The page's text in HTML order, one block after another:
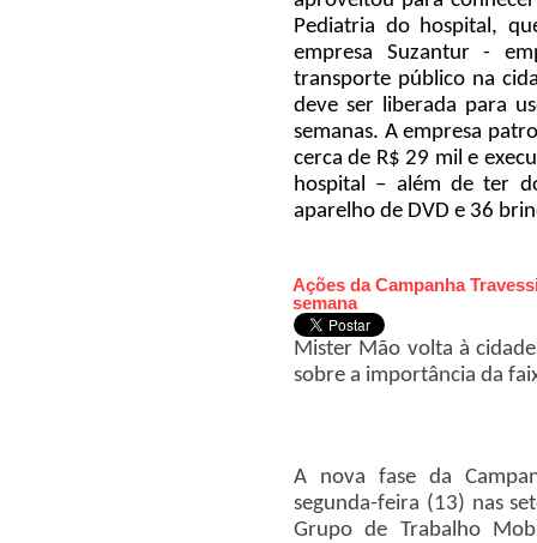
Pediatria do hospital,
empresa Suzantur -
transporte público na
deve ser liberada para
semanas. A empresa
cerca de R$ 29 mil e
hospital – além de ter
aparelho de DVD e 36
Ações da Campanha
semana
Mister Mão volta à
sobre a importância da
A nova fase da
segunda-feira (13) nas
Grupo de Trabalho